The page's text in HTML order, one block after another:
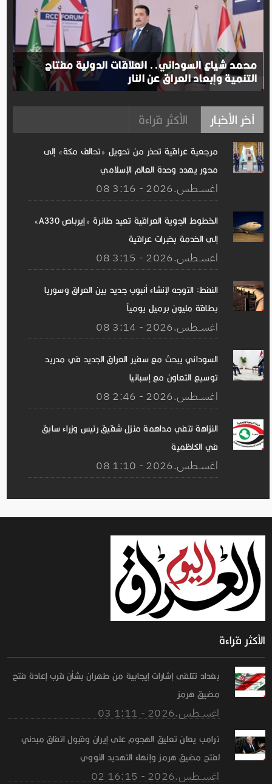
محمد شياع السوداني.. العلاقات الدولية مفتاح
التنمية وإبعاد العراق عن النار
آخر الأخبار الأكثر قراءة
مرجعية عراقية تحذر من تحويل «تحالف مكة» إلى
محور يهدد وحدة العالم الإسلامي
08 اغســطس.2026 - 3:16
الخطوط الجوية العراقية تعيد طائرة «إيرباص A330»
إلى الخدمة بخبرات عراقية
08 اغســطس.2026 - 3:15
النفط: التوجه لإنشاء أنبوب جديد بين العراق وسوريا
بطاقة مليون برميل يومياً
08 اغســطس.2026 - 3:14
السوداني يبحث مع سفير العراق الجديد في مدريد
توسيع التعاون مع إسبانيا
08 اغســطس.2026 - 2:46
النزاهة تنفي مداهمة منزل شقيق رئيس وزراء سابق
في الكاظمية
08 اغســطس.2026 - 1:10
الأكثر قراءة
بغداد تتلقى إشارات إيجابية من طهران بشأن قرب إعادة فتح
مضيق هرمز
03 اغســطس.2026 - 1:11
ترامب يعلن تعليق الهجوم على إيران وقبول اتفاق مبدئي
لفتح مضيق هرمز وإنهاء التهديد النووي
02 اغســطس.2026 - 16:15